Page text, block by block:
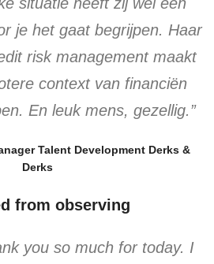
je het gaat begrijpen. Haar
risk management maakt
context van financiën
En leuk mens, gezellig.”
Talent Development Derks &
Derks
from observing
you so much for today. I